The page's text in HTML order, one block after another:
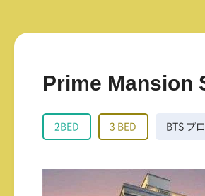
Prime Mansion
2BED 3 BED BTS プ